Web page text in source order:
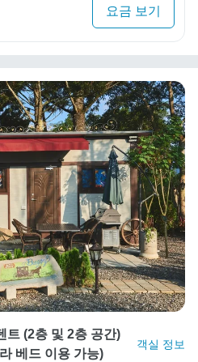
요금 보기
트 (2층 및 2층 공간)
베드 이용 가능)
객실 정보